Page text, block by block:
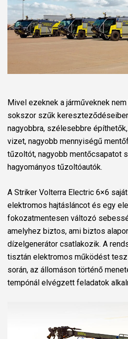
Mivel ezeknek a járműveknek
sokszor szűk
nagyobbra, szélesebbre
vizet, nagyobb mennyiségű
tűzoltót, nagyobb mentőcsapatot
hagyományos tűzoltóautók.
A Striker Volterra Electric 6×6
elektromos hajtásláncot és egy
fokozatmentesen változó
amelyhez biztos, ami biztos
dízelgenerátor csatlakozik. A
tisztán elektromos működést
során, az állomáson történő
tempónál elvégzett feladatok